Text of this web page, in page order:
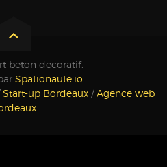
beton decoratif.
Spationaute.io
Start-up Bordeaux /Agence web